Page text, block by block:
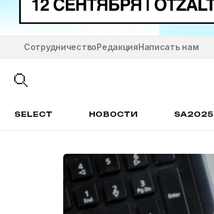
СотрудничествоРедакцияНаписать нам
SELECT НОВОСТИ SA2025